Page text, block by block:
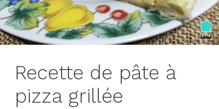
Recette de pâte à
pizza grillée